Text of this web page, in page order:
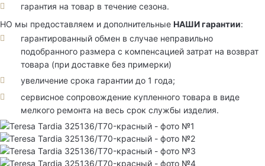
гарантия на товар в течение сезона.
НО мы предоставляем и дополнительные НАШИ гарантии:
гарантированный обмен в случае неправильно
подобранного размера с компенсацией затрат на возврат
товара (при доставке без примерки)
увеличение срока гарантии до 1 года;
сервисное сопровождение купленного товара в виде
мелкого ремонта на весь срок службы изделия.